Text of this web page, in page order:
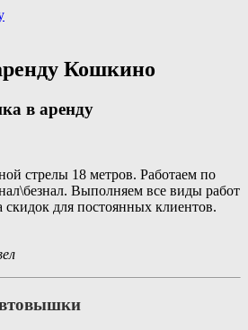
Кошкино
в аренду
стрелы 18 метров. Работаем по
Выполняем все виды работ
скидок для постоянных клиентов.